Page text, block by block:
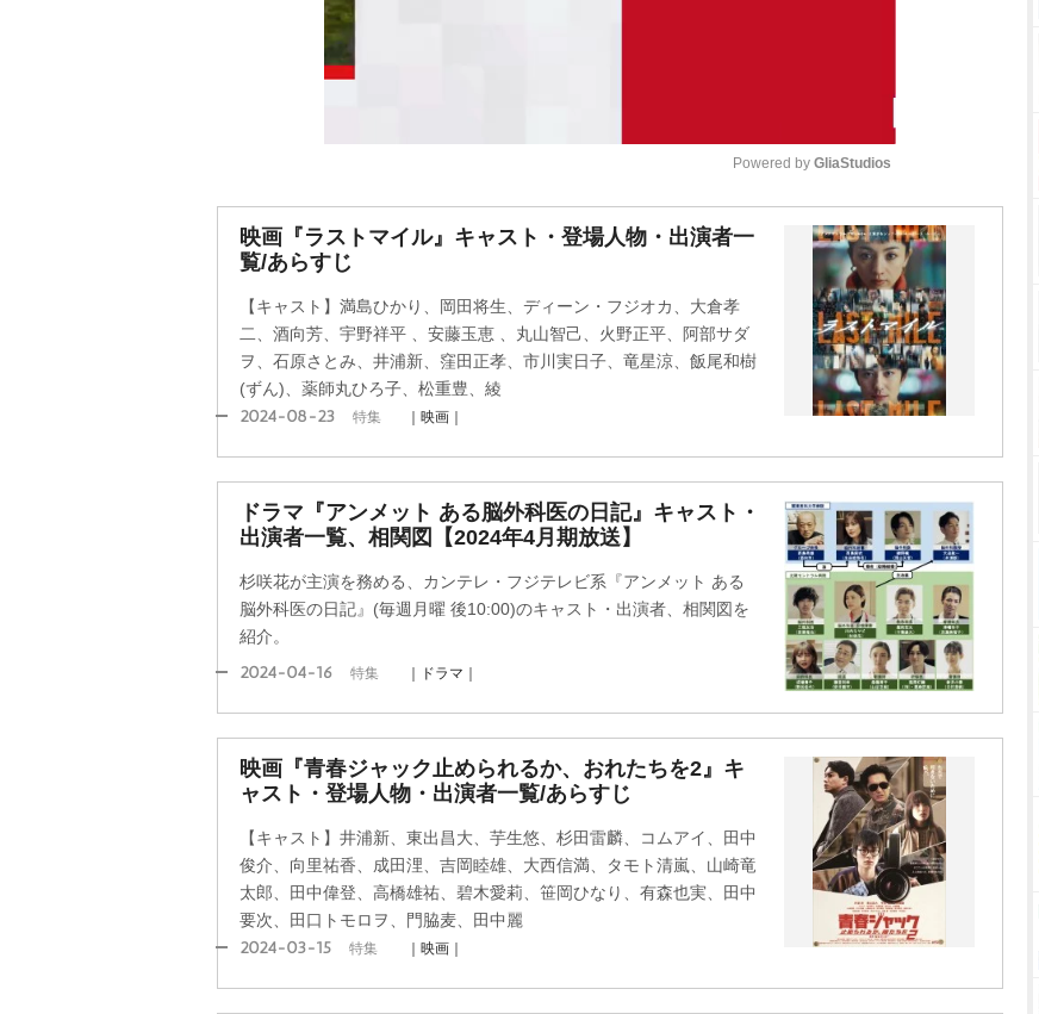
Powered by GliaStudios
映画『ラストマイル』キャスト・登場人物・出演者一
覧/あらすじ
【キャスト】満島ひかり、岡田将生、ディーン・フジオカ、大倉孝
二、酒向芳、宇野祥平 、安藤玉恵 、丸山智己、火野正平、阿部サダ
ヲ、石原さとみ、井浦新、窪田正孝、市川実日子、竜星涼、飯尾和樹
(ずん)、薬師丸ひろ子、松重豊、綾
2024-08-23 特集 ｜映画｜
ドラマ『アンメット ある脳外科医の日記』キャスト・
出演者一覧、相関図【2024年4月期放送】
杉咲花が主演を務める、カンテレ・フジテレビ系『アンメット ある
脳外科医の日記』(毎週月曜 後10:00)のキャスト・出演者、相関図を
紹介。
2024-04-16 特集 ｜ドラマ｜
映画『青春ジャック止められるか、おれたちを2』キ
ャスト・登場人物・出演者一覧/あらすじ
【キャスト】井浦新、東出昌大、芋生悠、杉田雷麟、コムアイ、田中
俊介、向里祐香、成田浬、吉岡睦雄、大西信満、タモト清嵐、山崎竜
太郎、田中偉登、高橋雄祐、碧木愛莉、笹岡ひなり、有森也実、田中
要次、田口トモロヲ、門脇麦、田中麗
2024-03-15 特集 ｜映画｜